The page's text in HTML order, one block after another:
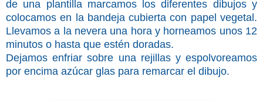
de una plantilla marcamos los diferentes dibujos y
colocamos en la bandeja cubierta con papel vegetal.
Llevamos a la nevera una hora y horneamos unos 12
minutos o hasta que estén doradas.
Dejamos enfriar sobre una rejillas y espolvoreamos
por encima azúcar glas para remarcar el dibujo.